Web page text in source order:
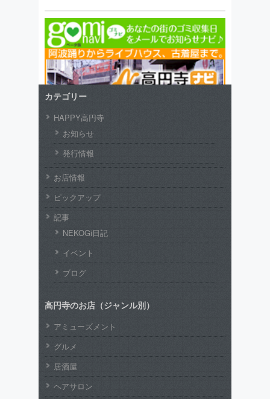
カテゴリー
HAPPY高円寺
お知らせ
発行情報
お店情報
ピックアップ
記事
NEKOGi日記
イベント
ブログ
高円寺のお店（ジャンル別）
アミューズメント
グルメ
居酒屋
ヘアサロン